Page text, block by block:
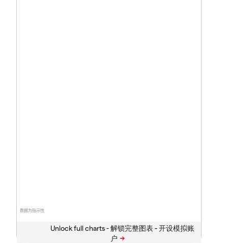
数据为指示性
Unlock full charts -